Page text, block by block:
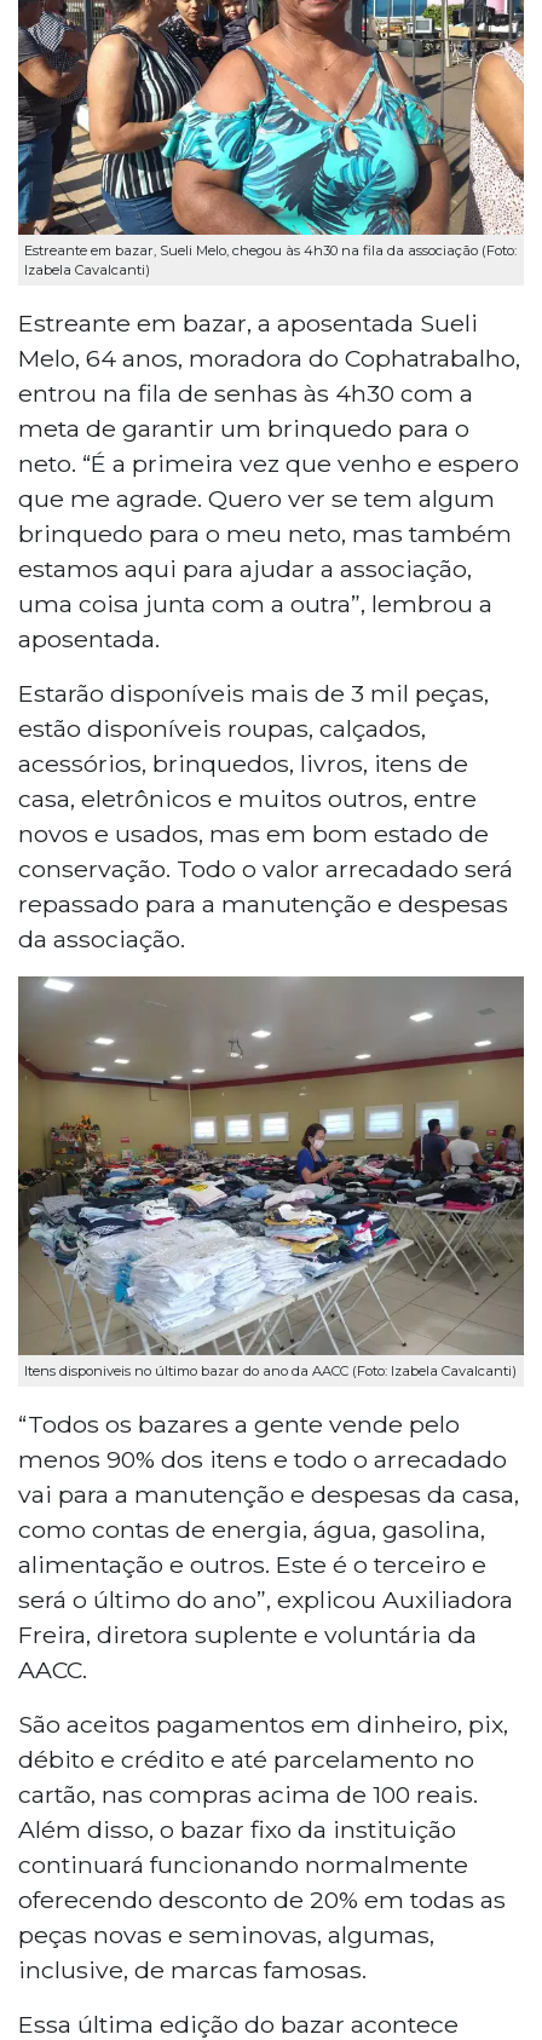
Estreante em bazar, Sueli Melo, chegou às 4h30 na fila da associação (Foto:
Izabela Cavalcanti)
Estreante em bazar, a aposentada Sueli
Melo, 64 anos, moradora do Cophatrabalho,
entrou na fila de senhas às 4h30 com a
meta de garantir um brinquedo para o
neto. “É a primeira vez que venho e espero
que me agrade. Quero ver se tem algum
brinquedo para o meu neto, mas também
estamos aqui para ajudar a associação,
uma coisa junta com a outra”, lembrou a
aposentada.
Estarão disponíveis mais de 3 mil peças,
estão disponíveis roupas, calçados,
acessórios, brinquedos, livros, itens de
casa, eletrônicos e muitos outros, entre
novos e usados, mas em bom estado de
conservação. Todo o valor arrecadado será
repassado para a manutenção e despesas
da associação.
Itens disponiveis no último bazar do ano da AACC (Foto: Izabela Cavalcanti)
“Todos os bazares a gente vende pelo
menos 90% dos itens e todo o arrecadado
vai para a manutenção e despesas da casa,
como contas de energia, água, gasolina,
alimentação e outros. Este é o terceiro e
será o último do ano”, explicou Auxiliadora
Freira, diretora suplente e voluntária da
AACC.
São aceitos pagamentos em dinheiro, pix,
débito e crédito e até parcelamento no
cartão, nas compras acima de 100 reais.
Além disso, o bazar fixo da instituição
continuará funcionando normalmente
oferecendo desconto de 20% em todas as
peças novas e seminovas, algumas,
inclusive, de marcas famosas.
Essa última edição do bazar acontece